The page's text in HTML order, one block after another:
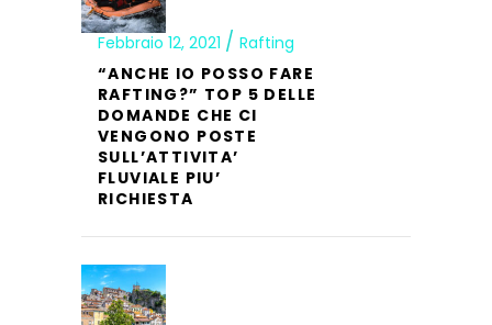
Febbraio 12, 2021
Rafting
“ANCHE IO POSSO FARE
RAFTING?” TOP 5 DELLE
DOMANDE CHE CI
VENGONO POSTE
SULL’ATTIVITA’
FLUVIALE PIU’
RICHIESTA